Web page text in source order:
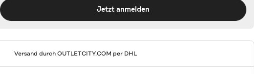
Jetzt anmelden
Versand durchOUTLETCITY.COM per DHL